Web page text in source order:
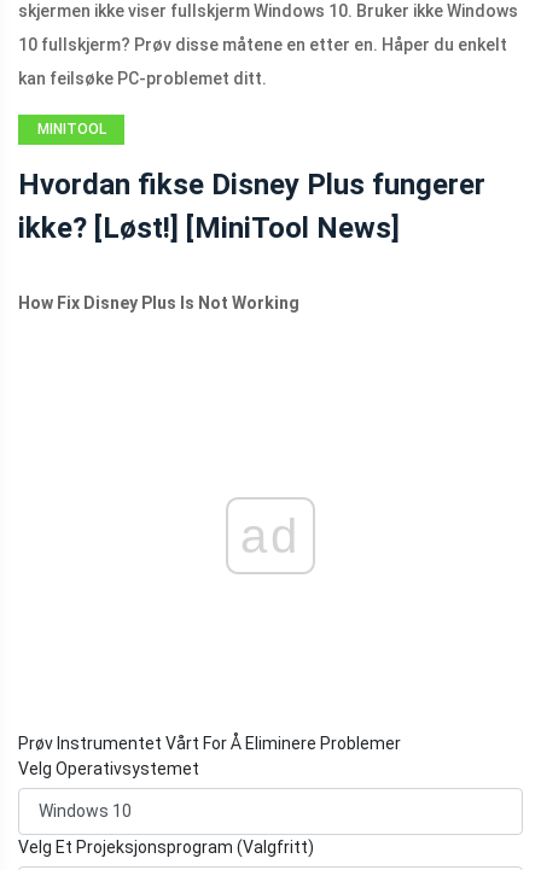
skjermen ikke viser fullskjerm Windows 10. Bruker ikke Windows
10 fullskjerm? Prøv disse måtene en etter en. Håper du enkelt
kan feilsøke PC-problemet ditt.
MINITOOL
Hvordan fikse Disney Plus fungerer
ikke? [Løst!] [MiniTool News]
How Fix Disney Plus Is Not Working
ad
Prøv Instrumentet Vårt For Å Eliminere Problemer
Velg Operativsystemet
Velg Et Projeksjonsprogram (Valgfritt)